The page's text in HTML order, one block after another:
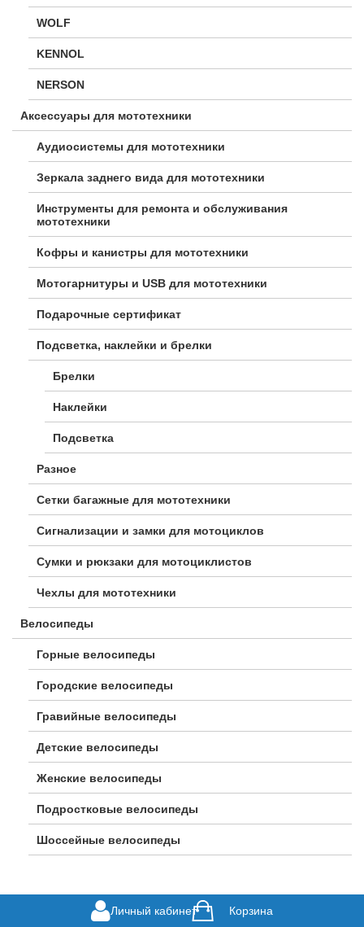
WOLF
KENNOL
NERSON
Аксессуары для мототехники
Аудиосистемы для мототехники
Зеркала заднего вида для мототехники
Инструменты для ремонта и обслуживания
мототехники
Кофры и канистры для мототехники
Мотогарнитуры и USB для мототехники
Подарочные сертификат
Подсветка, наклейки и брелки
Брелки
Наклейки
Подсветка
Разное
Сетки багажные для мототехники
Сигнализации и замки для мотоциклов
Сумки и рюкзаки для мотоциклистов
Чехлы для мототехники
Велосипеды
Горные велосипеды
Городские велосипеды
Гравийные велосипеды
Детские велосипеды
Женские велосипеды
Подростковые велосипеды
Шоссейные велосипеды
Личный кабинет Корзина